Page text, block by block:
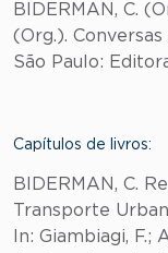
BIDERMAN, C.
(Org.).
São Paulo:
Capítulos de livros:
BIDERMAN, C.
Transporte
In: Giambiagi, F.;